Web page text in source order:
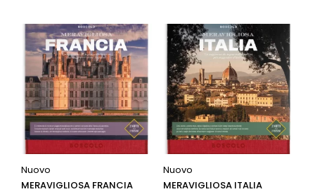
Nuovo
MERAVIGLIOSA FRANCIA
Nuovo
MERAVIGLIOSA ITALIA